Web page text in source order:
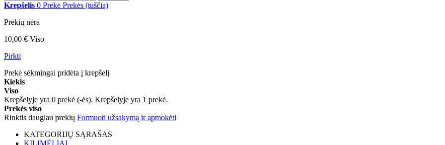
Krepšelis 0 Prekė Prekės (tuščia)
Prekių nėra
10,00 € Viso
Pirkti
Prekė sėkmingai pridėta į krepšelį
Kiekis
Viso
Krepšelyje yra 0 prekė (-ės). Krepšelyje yra 1 prekė.
Prekės viso
Rinktis daugiau prekių Formuoti užsakymą ir apmokėti
KATEGORIJŲ SĄRAŠAS
KILIMĖLIAI